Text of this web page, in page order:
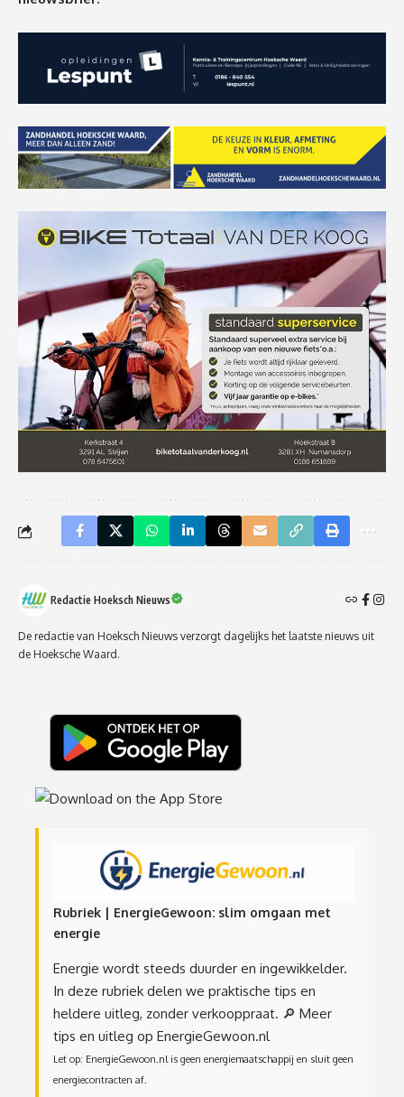
Redactie Hoeksch Nieuws
De redactie van Hoeksch Nieuws verzorgt dagelijks het laatste nieuws uit
de Hoeksche Waard.
Rubriek | EnergieGewoon: slim omgaan met
energie
Energie wordt steeds duurder en ingewikkelder.
In deze rubriek delen we praktische tips en
heldere uitleg, zonder verkooppraat. 🔎 Meer
tips en uitleg op EnergieGewoon.nl
Let op: EnergieGewoon.nl is geen energiemaatschappij en sluit geen
energiecontracten af.